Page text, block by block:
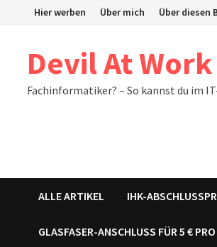
Hier werben Über mich Über diesen
Devil At Work
Fachinformatiker? – So kannst du im
ALLE ARTIKEL IHK-
GLASFASER-ANSCHLUSS FÜR 5 €